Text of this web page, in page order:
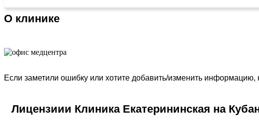
О клинике
Если заметили ошибку или хотите добавить/изменить
Лицензиии Клиника Екатерининская на